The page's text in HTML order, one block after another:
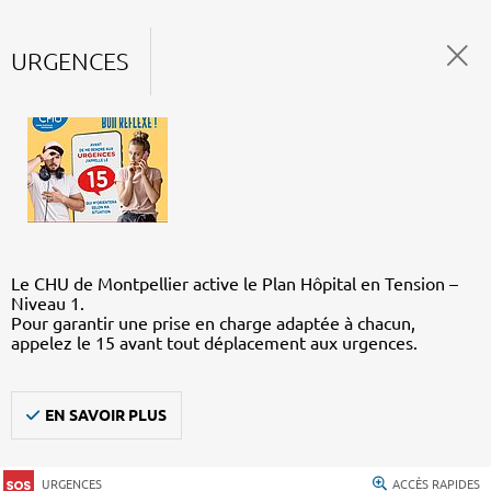
URGENCES
Le CHU de Montpellier active le Plan Hôpital en Tension –
Niveau 1.
Pour garantir une prise en charge adaptée à chacun,
appelez le 15 avant tout déplacement aux urgences.
EN SAVOIR PLUS
URGENCES ACCÈS RAPIDES